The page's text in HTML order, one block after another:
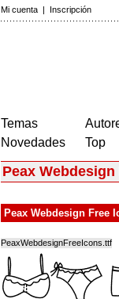
Mi cuenta | Inscripción
Temas
Novedades
Top
Peax
Peax Webdesign Free
PeaxWebdesignFreeIcons.ttf